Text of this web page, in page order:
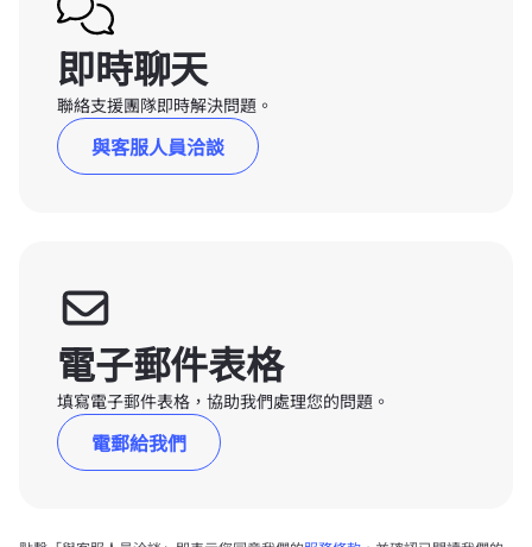
即時聊天
聯絡支援團隊即時解決問題。
與客服人員洽談
電子郵件表格
填寫電子郵件表格，協助我們處理您的問題。
電郵給我們